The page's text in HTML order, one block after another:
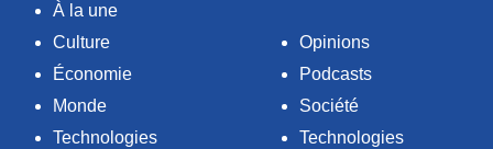
À la une
Culture
Économie
Monde
Technologies
Opinions
Podcasts
Société
Technologies